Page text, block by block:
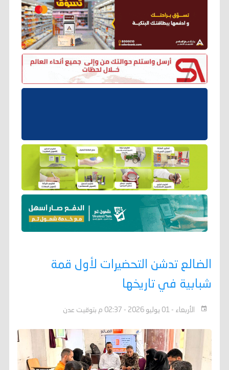
الضالع تدشن التحضيرات لأول قمة
شبابية في تاريخها
الأربعاء - 01 يوليو 2026 - 02:37 م بتوقيت عدن